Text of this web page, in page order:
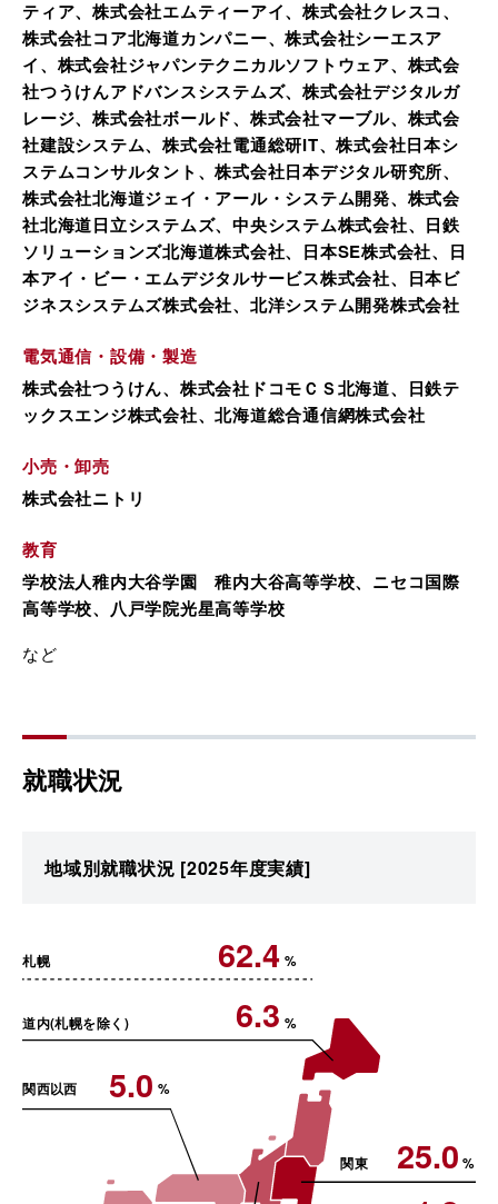
ティア、株式会社エムティーアイ、株式会社クレスコ、
株式会社コア北海道カンパニー、株式会社シーエスア
イ、株式会社ジャパンテクニカルソフトウェア、株式会
社つうけんアドバンスシステムズ、株式会社デジタルガ
レージ、株式会社ボールド、株式会社マーブル、株式会
社建設システム、株式会社電通総研IT、株式会社日本シ
ステムコンサルタント、株式会社日本デジタル研究所、
株式会社北海道ジェイ・アール・システム開発、株式会
社北海道日立システムズ、中央システム株式会社、日鉄
ソリューションズ北海道株式会社、日本SE株式会社、日
本アイ・ビー・エムデジタルサービス株式会社、日本ビ
ジネスシステムズ株式会社、北洋システム開発株式会社
電気通信・設備・製造
株式会社つうけん、株式会社ドコモＣＳ北海道、日鉄テ
ックスエンジ株式会社、北海道総合通信網株式会社
小売・卸売
株式会社ニトリ
教育
学校法人稚内大谷学園 稚内大谷高等学校、ニセコ国際
高等学校、八戸学院光星高等学校
など
就職状況
地域別就職状況 [2025年度実績]
札幌 62.4 %
道内(札幌を除く) 6.3 %
関東 25.0 %
関西以西 5.0 %